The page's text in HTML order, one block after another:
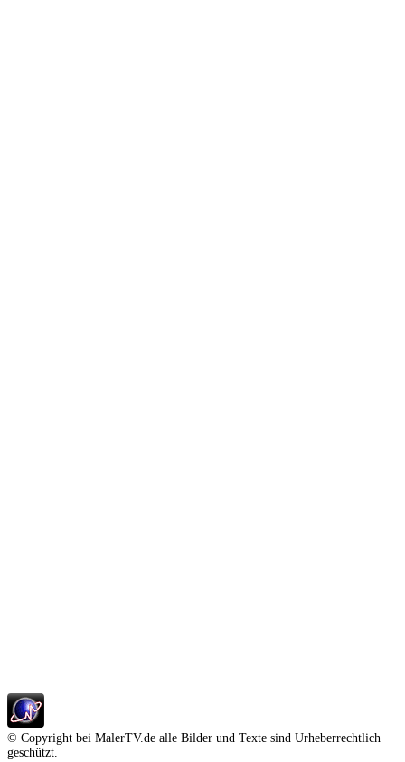
© Copyright bei MalerTV.de alle Bilder und Texte sind Urheberrechtlich
geschützt.